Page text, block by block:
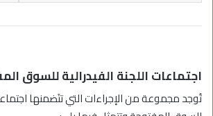
اجتماعات اللجنة الفيدرالية للسوق
تُوجد مجموعة من الإجراءات التي تتَضمنها